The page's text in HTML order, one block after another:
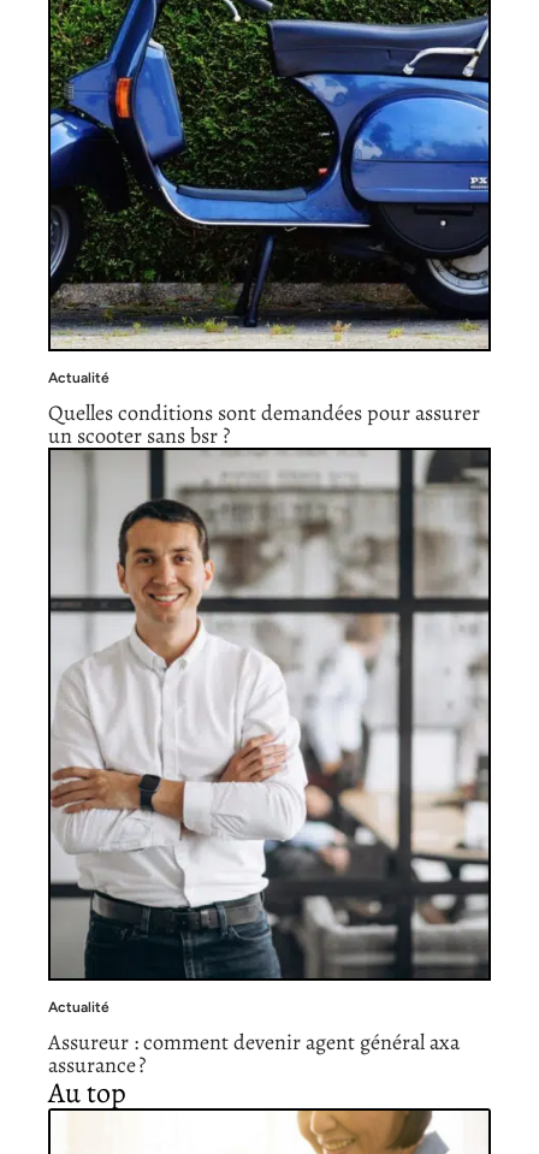
Actualité
Quelles conditions sont demandées pour assurer
un scooter sans bsr ?
Actualité
Assureur : comment devenir agent général axa
assurance ?
Au top